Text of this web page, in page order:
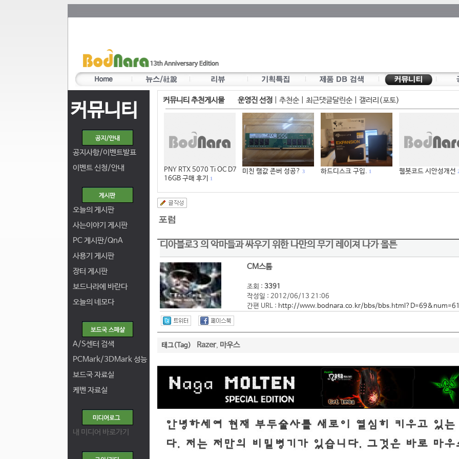
커뮤니티
공지사항/이벤트발표
이벤트 신청/안내
오늘의 게시판
사는이야기 게시판
PC 게시판/QnA
사용기 게시판
장터 게시판
보드나라에 바란다
오늘의 네모다
A/S센터 검색
PCMark/3DMark 성능
보드국 자료실
케벤 자료실
내 미디어 바로가기
커뮤니티 추천게시물 운영진 선정 추천순| 최근댓글달린순| 갤러리(포토)
PNY RTX 5070 Ti OC D7
16GB 구매 후기
1
미친 램값 존버 성공? 3 하드디스크 구입. 1 웹봇코드 시안성개선 2
디아블로3 의 악마들과 싸우기 위한 나만의 무기 레이져 나가 몰튼
CM스톰
조회 : 3391
작성일 : 2012/06/13 21:06
간편 URL : http://www.bodnara.co.kr/bbs/
태그(Tag) Razer, 마우스